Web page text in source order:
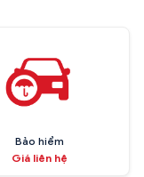
Bảo hiểm
Giá liên hệ